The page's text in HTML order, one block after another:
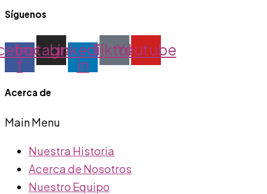
Síguenos
f
Instagram
Linkedin-
in
TiktokYoutube
Acerca de
Main Menu
Nuestra Historia
Acerca de Nosotros
Nuestro Equipo